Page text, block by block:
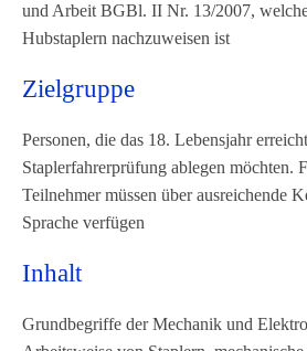
und Arbeit BGBl. II Nr. 13/2007,
Hubstaplern nachzuweisen ist
Zielgruppe
Personen, die das 18. Lebensjahr
Staplerfahrerprüfung ablegen möchten.
Teilnehmer müssen über ausreichende
Sprache verfügen
Inhalt
Grundbegriffe der Mechanik und